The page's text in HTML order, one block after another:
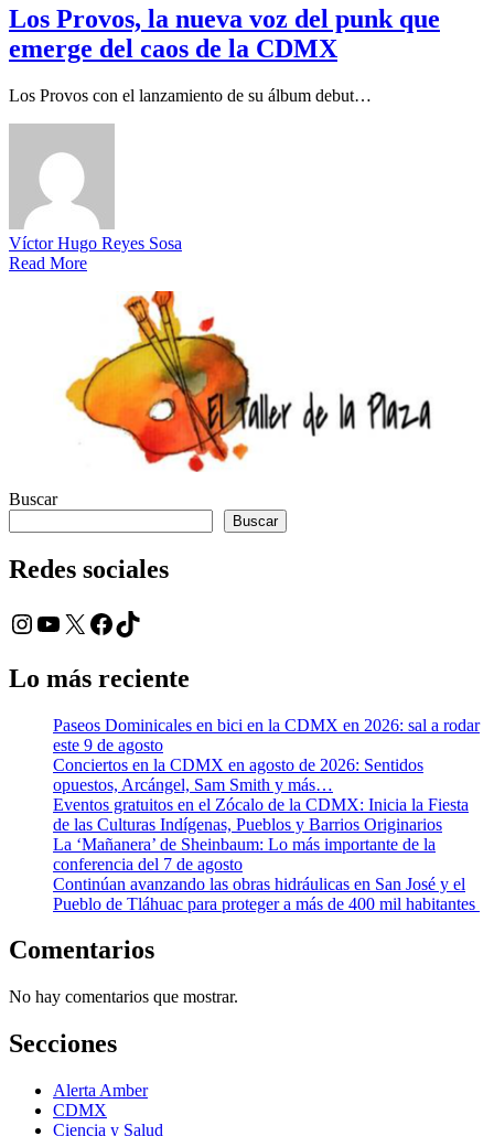
Los Provos, la nueva voz del punk que
emerge del caos de la CDMX
Los Provos con el lanzamiento de su álbum debut…
Víctor Hugo Reyes Sosa
Read More
Buscar
Buscar
Redes sociales
Instagram
YouTube
X Facebook
TikTok
Lo más reciente
Paseos Dominicales en bici en la CDMX en 2026: sal a rodar
este 9 de agosto
Conciertos en la CDMX en agosto de 2026: Sentidos
opuestos, Arcángel, Sam Smith y más…
Eventos gratuitos en el Zócalo de la CDMX: Inicia la Fiesta
de las Culturas Indígenas, Pueblos y Barrios Originarios
La ‘Mañanera’ de Sheinbaum: Lo más importante de la
conferencia del 7 de agosto
Continúan avanzando las obras hidráulicas en San José y el
Pueblo de Tláhuac para proteger a más de 400 mil habitantes
Comentarios
No hay comentarios que mostrar.
Secciones
Alerta Amber
CDMX
Ciencia y Salud